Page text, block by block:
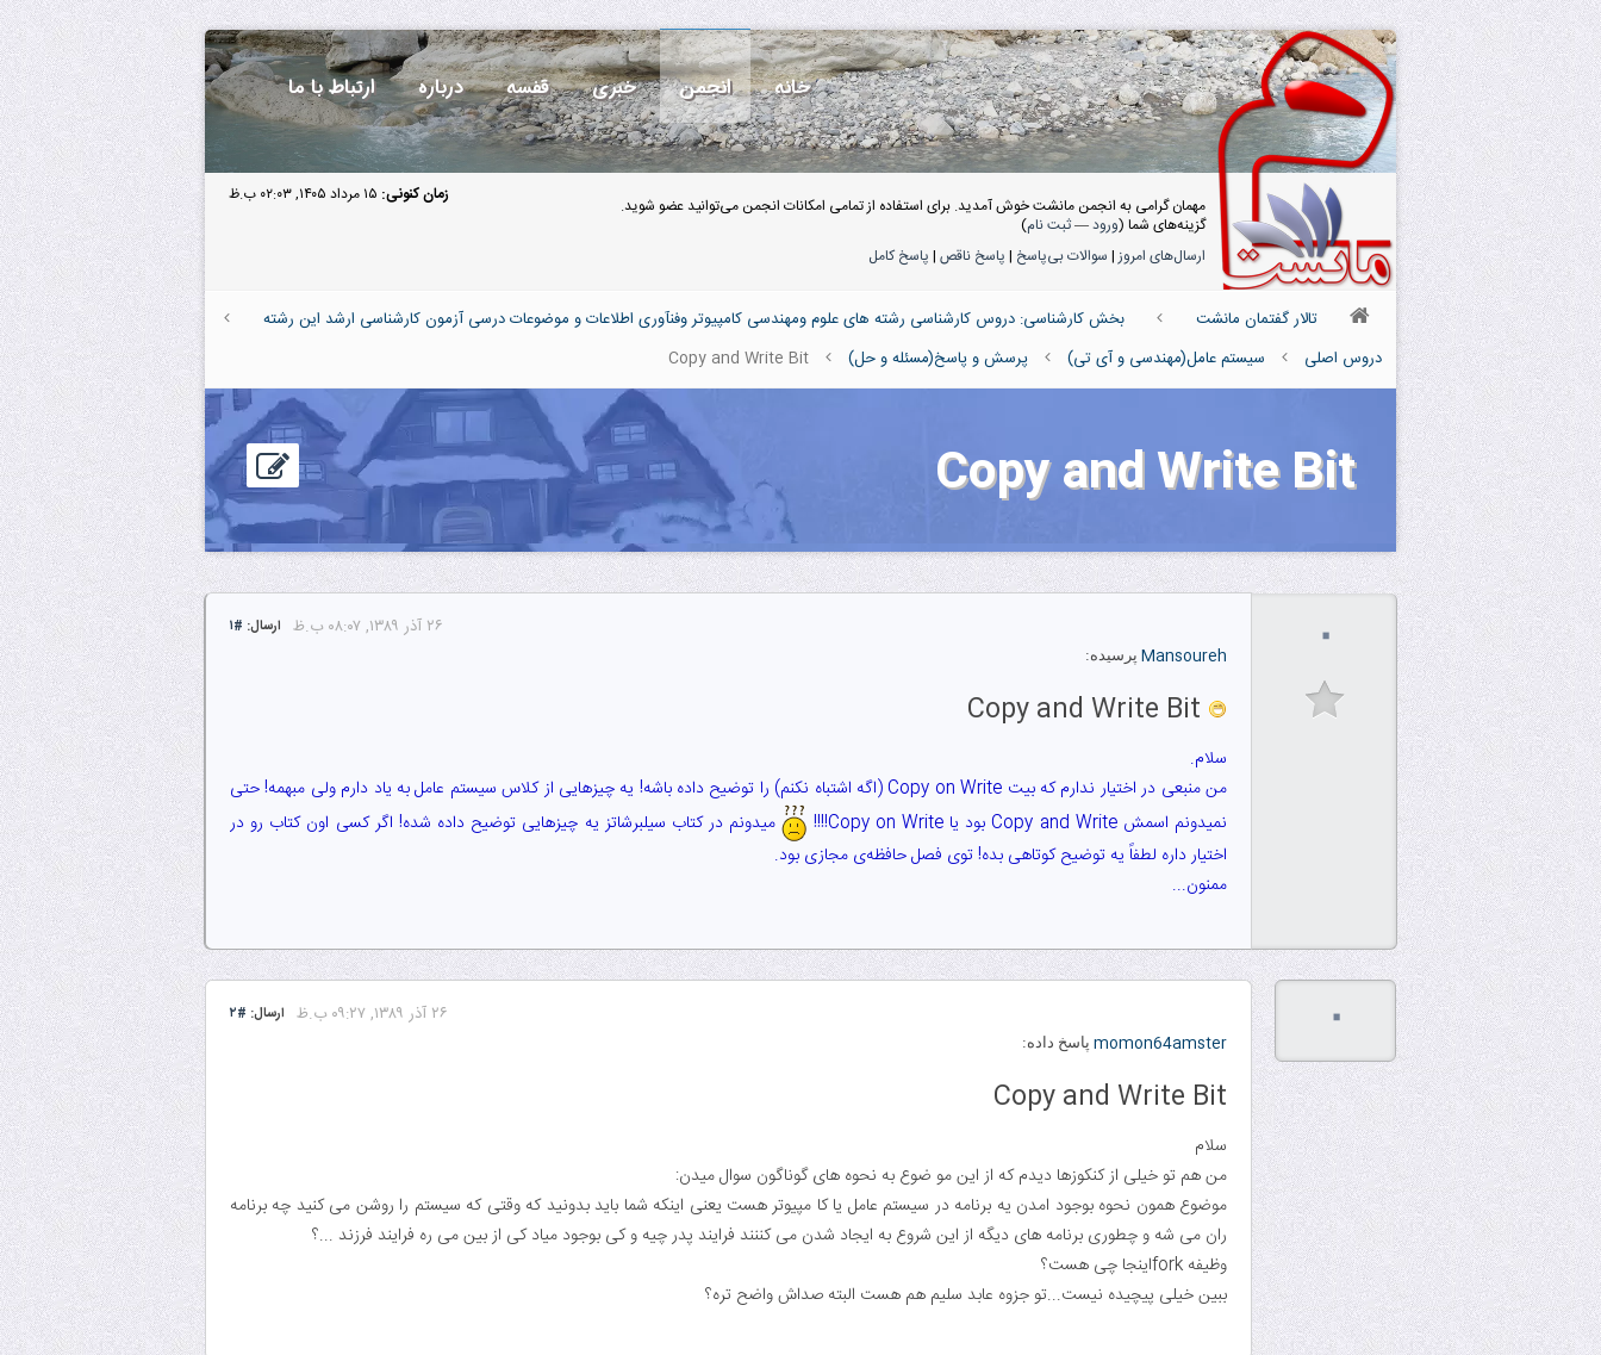
خانه انجمن خبری قفسه درباره ارتباط با ما
زمان کنونی: ۱۵ مرداد ۱۴۰۵, ۰۲:۰۳ ب.ظ
مهمان گرامی به انجمن مانشت خوش آمدید. برای استفاده از تمامی امکانات انجمن می‌توانید عضو شوید.
گزینه‌های شما (ورود—ثبت نام)
ارسال‌های امروز| سوالات بی‌پاسخ | پاسخ ناقص | پاسخ کامل
تالار گفتمان مانشت
بخش کارشناسی: دروس کارشناسی رشته های علوم ومهندسی کامپیوتر وفنآوری اطلاعات و موضوعات درسی آزمون کارشناسی ارشد این رشته
دروس اصلی
سیستم عامل(مهندسی و آی تی) پرسش و پاسخ(مسئله و حل) Copy and Write Bit
Copy and Write Bit
۰ ارسال: #۱
۲۶ آذر ۱۳۸۹, ۰۸:۰۷ ب.ظ
Mansoureh پرسیده:
سلام.
من منبعی در اختیار ندارم که بیت Copy on Write (اگه اشتباه نکنم) را توضیح داده باشه! یه چیزهایی از کلاس سیستم عامل به یاد دارم ولی مبهمه! حتی
نمیدونم اسمش Copy and Write بود یا Copy on Write!!!!
میدونم در کتاب سیلبرشاتز یه چیزهایی توضیح داده شده! اگر کسی اون کتاب رو در
اختیار داره لطفاً یه توضیح کوتاهی بده! توی فصل حافظه‌ی مجازی بود.
ممنون...
۰ ارسال: #۲
۲۶ آذر ۱۳۸۹, ۰۹:۲۷ ب.ظ
momon64amster پاسخ داده:
Copy and Write Bit
سلام
من هم تو خیلی از کنکوز‌ها دیدم که از این مو ضوع به نحوه های گوناگون سوال میدن:
موضوع همون نحوه بوجود امدن یه برنامه در سیستم عامل یا کا مپیوتر هست یعنی اینکه شما باید بدونید که وقتی که سیستم را روشن می کنید چه برنامه
ران می شه و چطوری برنامه های دیگه از این شروع به ایجاد شدن می کننند فرایند پدر چیه و کی بوجود میاد کی از بین می ره فرایند فرزند ...؟
وظیفه forkاینجا چی هست؟
ببین خیلی پیچیده نیست...تو جزوه عابد سلیم هم هست البته صداش واضح تره؟